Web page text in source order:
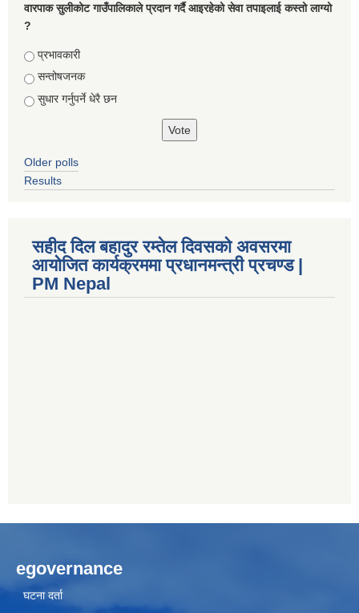
वारपाक सुलीकोट गाउँपालिकाले प्रदान गर्दै आइरहेको सेवा तपाइलाई कस्तो लाग्यो
?
Choices
प्रभावकारी
सन्तोषजनक
सुधार गर्नुपर्ने धेरै छन
Older polls
Results
सहीद दिल बहादुर रम्तेल दिवसको अवसरमा
आयोजित कार्यक्रममा प्रधानमन्त्री प्रचण्ड |
PM Nepal
egovernance
घटना दर्ता